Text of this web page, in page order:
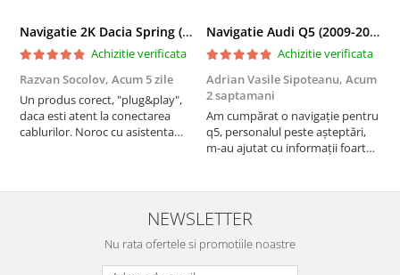
Navigatie 2K Dacia Spring (2021- Prezent), Android, S-Quadcore / 4GB RAM + 64GB ROM, 9.5 Inch - AD-BGS90042K+AD-BGRKIT366V4s
Achizitie verificata
Razvan Socolov, Acum 5 zile
Un produs corect, "plug&play",
daca esti atent la conectarea
cablurilor. Noroc cu asistenta
atras atentia ca nu era conectat
cablul de video de la camera
Navigatie Audi Q5 (2009-2017), Linux OS & OEM, MMI 3G, CarPlay & Android Auto Wireless, MirrorLink, Camera AHD, 12.3 Inch - AD-BGAALNXH+AD-BGRKITQ5002
Achizitie verificata
Adrian Vasile Sipoteanu, Acum
2 saptamani
Am cumpărat o navigație pentru
q5, personalul peste așteptări,
m-au ajutat cu informații foarte
serviabili, livrare rapidă, suport
tehnic, totul impecabil, o să revin
la ei și pentru vi...
NEWSLETTER
Nu rata ofertele si promotiile noastre